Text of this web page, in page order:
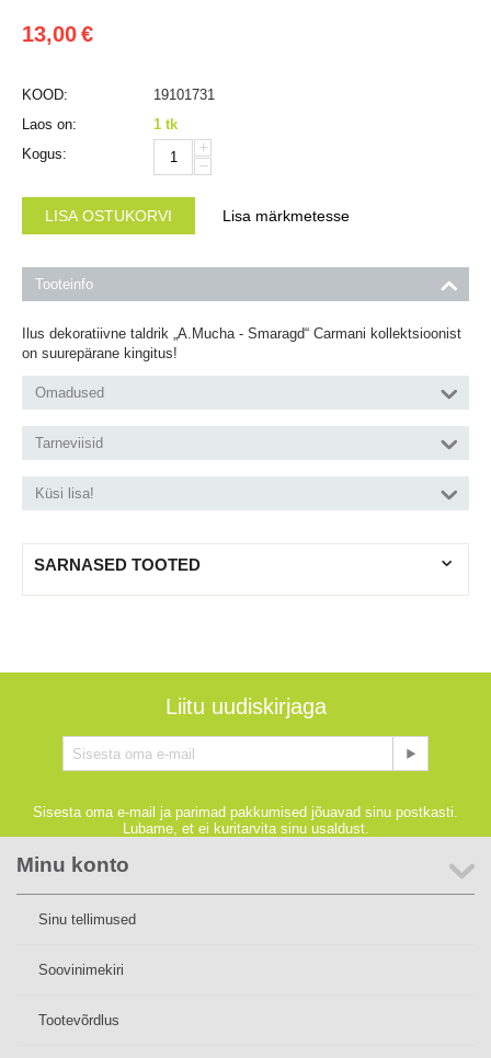
13,00€
KOOD:
19101731
Laos on:
1 tk
Kogus:
+
−
LISA OSTUKORVI Lisa märkmetesse
Tooteinfo
Ilus dekoratiivne taldrik „A.Mucha - Smaragd“ Carmani kollektsioonist
on suurepärane kingitus!
Omadused
Tarneviisid
Küsi lisa!
SARNASED TOOTED
Liitu uudiskirjaga
Sisesta oma e-mail ja parimad pakkumised jõuavad sinu postkasti.
Lubame, et ei kuritarvita sinu usaldust.
Minu konto
Sinu tellimused
Soovinimekiri
Tootevõrdlus